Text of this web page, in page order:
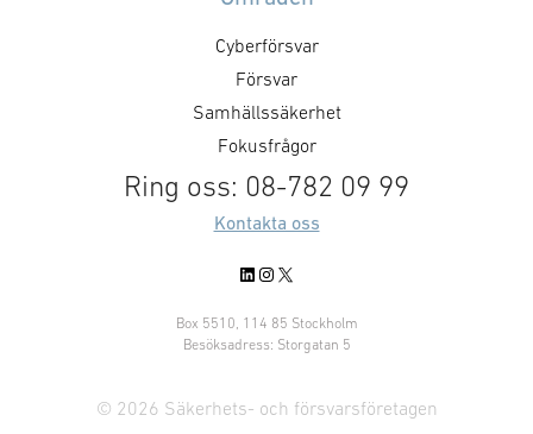
Cyberförsvar
Försvar
Samhällssäkerhet
Fokusfrågor
Ring oss: 08-782 09 99
Kontakta oss
LinkedIn
Instagram
X
Box 5510, 114 85 Stockholm
Besöksadress: Storgatan 5
© 2026 Säkerhets- och försvarsföretagen